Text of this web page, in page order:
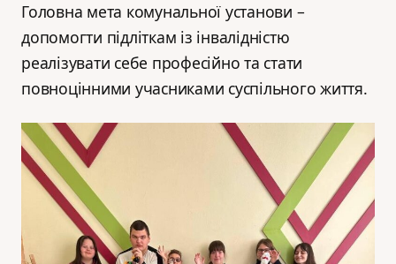
Головна мета комунальної установи –
допомогти підліткам із інвалідністю
реалізувати себе професійно та стати
повноцінними учасниками суспільного життя.